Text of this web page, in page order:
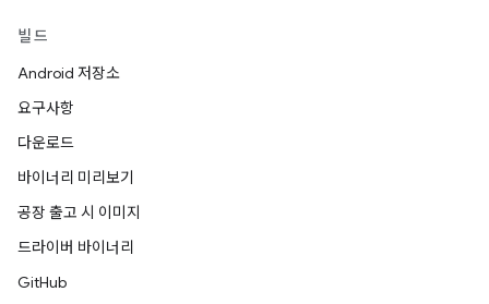
빌드
Android 저장소
요구사항
다운로드
바이너리 미리보기
공장 출고 시 이미지
드라이버 바이너리
GitHub